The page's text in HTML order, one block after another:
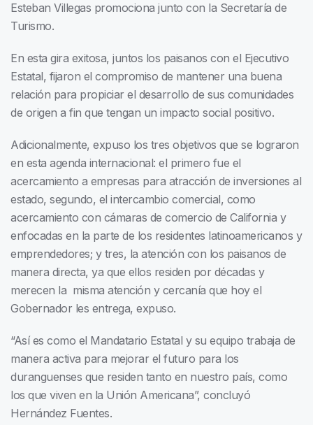
Esteban Villegas promociona junto con la Secretaría de
Turismo.
En esta gira exitosa, juntos los paisanos con el Ejecutivo
Estatal, fijaron el compromiso de mantener una buena
relación para propiciar el desarrollo de sus comunidades
de origen a fin que tengan un impacto social positivo.
Adicionalmente, expuso los tres objetivos que se lograron
en esta agenda internacional: el primero fue el
acercamiento a empresas para atracción de inversiones al
estado, segundo, el intercambio comercial, como
acercamiento con cámaras de comercio de California y
enfocadas en la parte de los residentes latinoamericanos y
emprendedores; y tres, la atención con los paisanos de
manera directa, ya que ellos residen por décadas y
merecen la misma atención y cercanía que hoy el
Gobernador les entrega, expuso.
“Así es como el Mandatario Estatal y su equipo trabaja de
manera activa para mejorar el futuro para los
duranguenses que residen tanto en nuestro país, como
los que viven en la Unión Americana”, concluyó
Hernández Fuentes.